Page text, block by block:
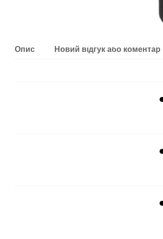
Опис Новий відгук або коментар